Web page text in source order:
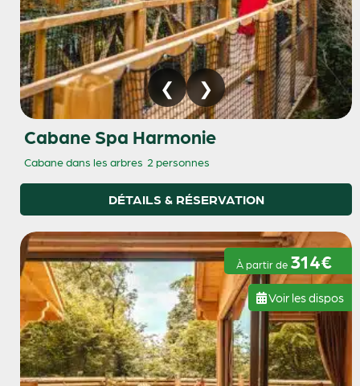
Cabane Spa Harmonie
Cabane dans les arbres 2 personnes
DÉTAILS & RÉSERVATION
À partir de 314€
Voir les dispos